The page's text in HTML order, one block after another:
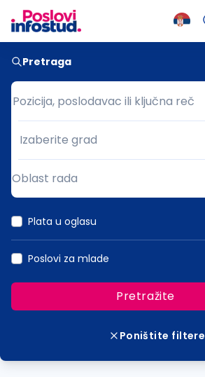
Pretraga
Pozicija, poslodavac ili ključna reč
Pozicija, poslodavac ili ključna reč
Grad
Izaberite grad
Oblast rada
Plata u oglasu
Poslovi za mlade
Pretražite
Poništite filtere